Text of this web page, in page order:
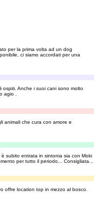
per la prima volta ad un dog
ci siamo accordati per una
ospiti. Anche i suoi cani sono molto
agio .
animali che cura con amore e
subito entrata in sintonia sia con Moki
per tutto il periodo... Consigliata...
offre location top in mezzo al bosco.